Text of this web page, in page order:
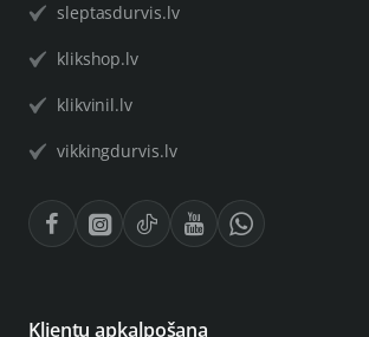
sleptasdurvis.lv
klikshop.lv
klikvinil.lv
vikkingdurvis.lv
Klientu apkalpošana